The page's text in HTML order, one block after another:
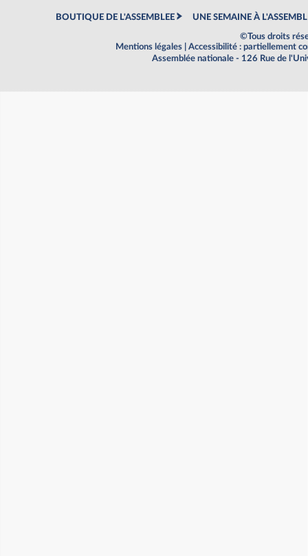
BOUTIQUE DE L'ASSEMBLEE UNE SEMAINE À
©Tous droits
Mentions légales
Accessibilité : partiellement
Assemblée nationale - 126 Rue de